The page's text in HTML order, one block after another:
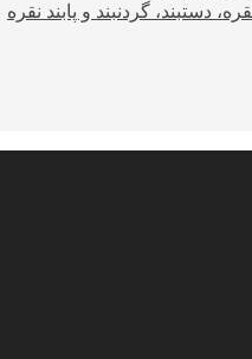
دستبند، گردنبند و پابند نقره